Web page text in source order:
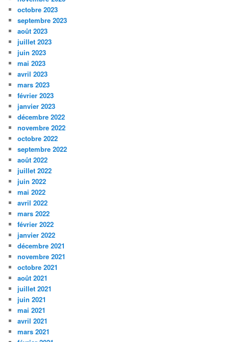
octobre 2023
septembre 2023
août 2023
juillet 2023
juin 2023
mai 2023
avril 2023
mars 2023
février 2023
janvier 2023
décembre 2022
novembre 2022
octobre 2022
septembre 2022
août 2022
juillet 2022
juin 2022
mai 2022
avril 2022
mars 2022
février 2022
janvier 2022
décembre 2021
novembre 2021
octobre 2021
août 2021
juillet 2021
juin 2021
mai 2021
avril 2021
mars 2021